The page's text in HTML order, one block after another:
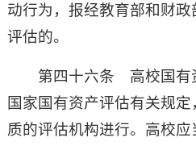
动行为，报经教育部和财
评估的。
第四十六条 高校国有
国家国有资产评估有关规
质的评估机构进行。高校